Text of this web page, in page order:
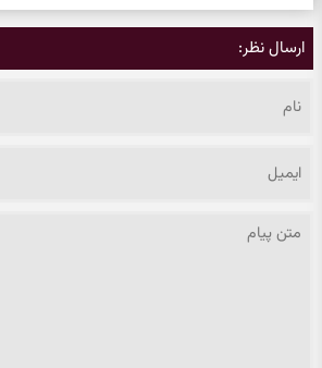
ارسال نظر: